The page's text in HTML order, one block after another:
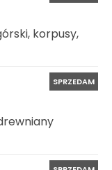
korpusy,
SPRZEDAM